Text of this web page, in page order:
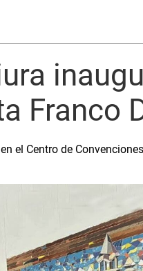
Franco
el Centro de